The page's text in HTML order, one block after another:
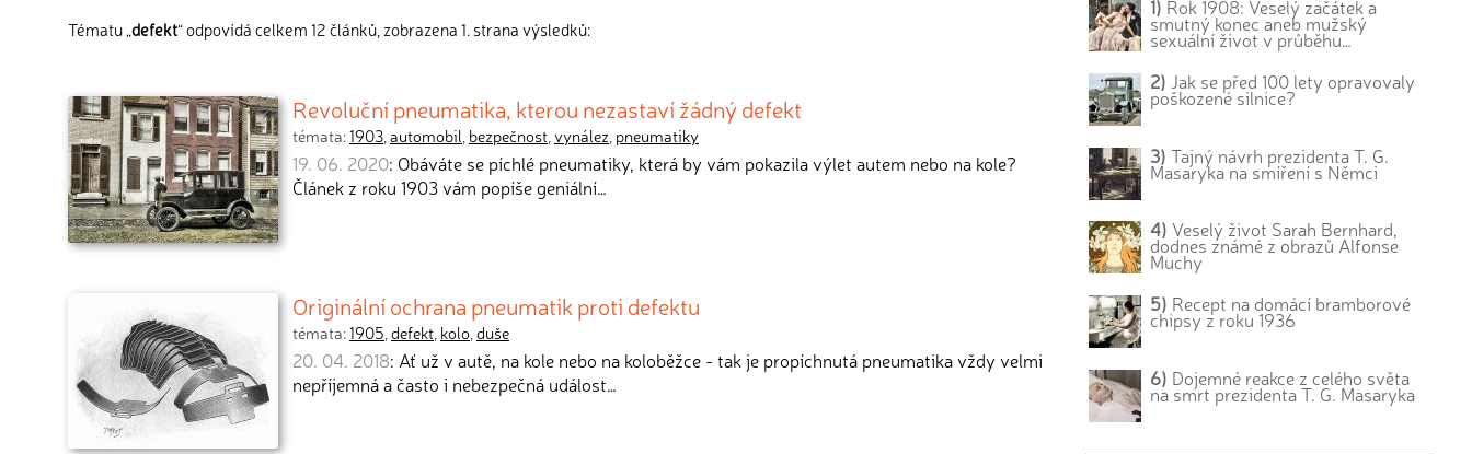
Tématu „defekt“ odpovídá celkem 12 článků, zobrazena 1. strana výsledků:
Revoluční pneumatika, kterou nezastaví žádný defekt
témata:1903,automobil, bezpečnost,vynález, pneumatiky
19. 06. 2020: Obáváte se píchlé pneumatiky, která by vám pokazila výlet autem nebo na kole?
Článek z roku 1903 vám popíše geniální…
Originální ochrana pneumatik proti defektu
témata:1905,defekt, kolo,duše
20. 04. 2018: Ať už v autě, na kole nebo na koloběžce - tak je propíchnutá pneumatika vždy velmi
nepříjemná a často i nebezpečná událost…
1) Rok 1908: Veselý začátek a
smutný konec aneb mužský
sexuální život v průběhu…
2) Jak se před 100 lety opravovaly
poškozené silnice?
3) Tajný návrh prezidenta T. G.
Masaryka na smíření s Němci
4) Veselý život Sarah Bernhard,
dodnes známé z obrazů Alfonse
Muchy
5) Recept na domácí bramborové
chipsy z roku 1936
6) Dojemné reakce z celého světa
na smrt prezidenta T. G. Masaryka